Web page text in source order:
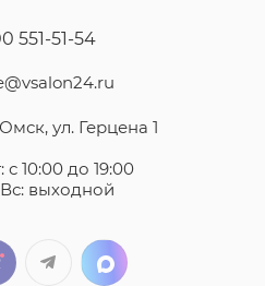
551-51-54
ул. Герцена 1
с 10:00 до 19:00
выходной